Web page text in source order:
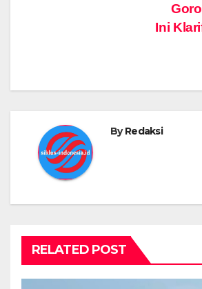
Ini
ByRedaksi
RELATED POST